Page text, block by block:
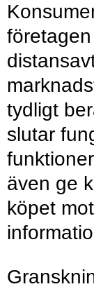
tydligt
slutar
även ge
köpet